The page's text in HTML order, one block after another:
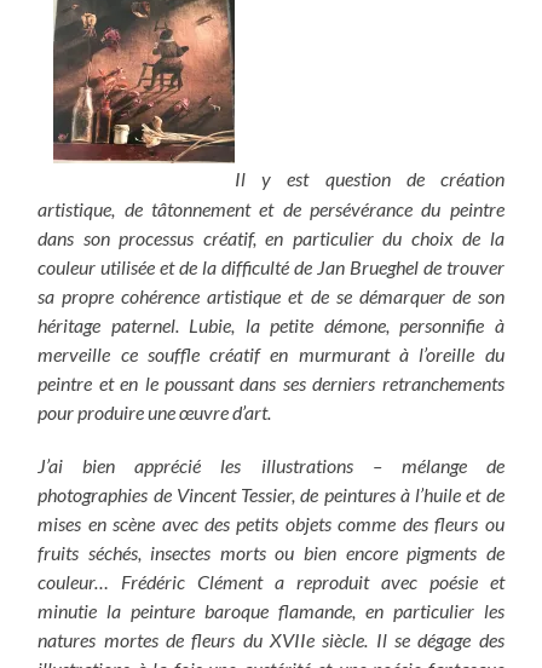
Il y est question de création
artistique, de tâtonnement et de persévérance du peintre
dans son processus créatif, en particulier du choix de la
couleur utilisée et de la difficulté de Jan Brueghel de trouver
sa propre cohérence artistique et de se démarquer de son
héritage paternel. Lubie, la petite démone, personnifie à
merveille ce souffle créatif en murmurant à l’oreille du
peintre et en le poussant dans ses derniers retranchements
pour produire une œuvre d’art.
J’ai bien apprécié les illustrations – mélange de
photographies de Vincent Tessier, de peintures à l’huile et de
mises en scène avec des petits objets comme des fleurs ou
fruits séchés, insectes morts ou bien encore pigments de
couleur… Frédéric Clément a reproduit avec poésie et
minutie la peinture baroque flamande, en particulier les
natures mortes de fleurs du XVIIe siècle. Il se dégage des